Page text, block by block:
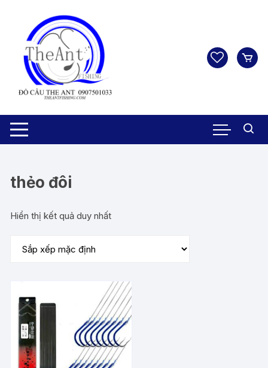
thẻo đôi
Hiển thị kết quả duy nhất